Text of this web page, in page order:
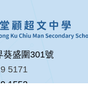
葵盛圍301號
5171
1552